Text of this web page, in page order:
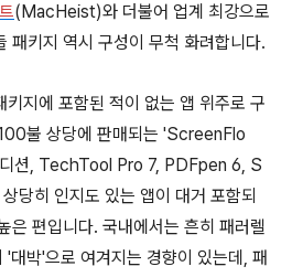
(MacHeist)와 더불어 업계 최강으로
패키지 역시 구성이 무척 화려합니다.
지에 포함된 적이 없는 앱 위주로 구
불 상당에 판매되는 'ScreenFlo
션, TechTool Pro 7, PDFpen 6, S
당히 인지도 있는 앱이 대거 포함되
은 편입니다. 국내에서는 흔히 패러렐
대박'으로 여겨지는 경향이 있는데, 패